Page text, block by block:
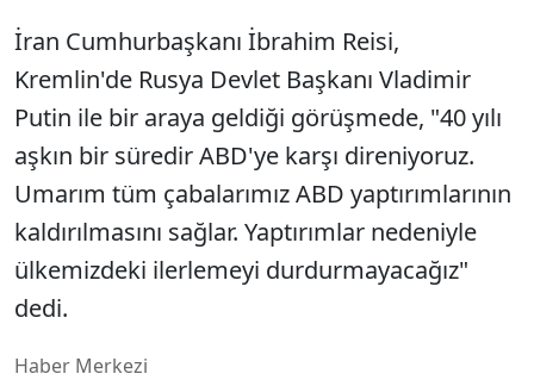
İran Cumhurbaşkanı İbrahim Reisi,
Kremlin'de Rusya Devlet Başkanı Vladimir
Putin ile bir araya geldiği görüşmede, "40 yılı
aşkın bir süredir ABD'ye karşı direniyoruz.
Umarım tüm çabalarımız ABD yaptırımlarının
kaldırılmasını sağlar. Yaptırımlar nedeniyle
ülkemizdeki ilerlemeyi durdurmayacağız"
dedi.
Haber Merkezi